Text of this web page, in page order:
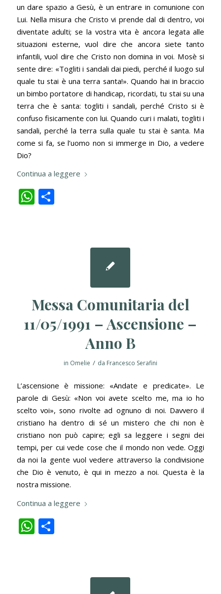
un dare spazio a Gesù, è un entrare in comunione con
Lui. Nella misura che Cristo vi prende dal di dentro, voi
diventate adulti; se la vostra vita è ancora legata alle
situazioni esterne, vuol dire che ancora siete tanto
infantili, vuol dire che Cristo non domina in voi. Mosè si
sente dire: «Togliti i sandali dai piedi, perché il luogo sul
quale tu stai è una terra santa!». Quando hai in braccio
un bimbo portatore di handicap, ricordati, tu stai su una
terra che è santa: togliti i sandali, perché Cristo si è
confuso fisicamente con lui. Quando curi i malati, togliti i
sandali, perché la terra sulla quale tu stai è santa. Ma
come si fa, se l’uomo non si immerge in Dio, a vedere
Dio?
Continua a leggere
WhatsApp
Condividi
Messa Comunitaria del
11/05/1991 – Ascensione –
Anno B
in Omelie / da Francesco Serafini
L’ascensione è missione: «Andate e predicate». Le
parole di Gesù: «Non voi avete scelto me, ma io ho
scelto voi», sono rivolte ad ognuno di noi. Davvero il
cristiano ha dentro di sé un mistero che chi non è
cristiano non può capire; egli sa leggere i segni dei
tempi, per cui vede cose che il mondo non vede. Oggi
da noi la gente vuol vedere attraverso la condivisione
che Dio è venuto, è qui in mezzo a noi. Questa è la
nostra missione.
Continua a leggere
WhatsApp
Condividi